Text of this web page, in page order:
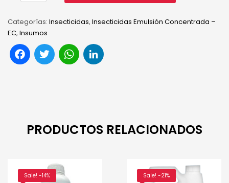
Categorías: Insecticidas, Insecticidas Emulsión Concentrada –
EC, Insumos
Facebook
TwitterWhatsApp
PRODUCTOS RELACIONADOS
Sale! -14% Sale! -21%